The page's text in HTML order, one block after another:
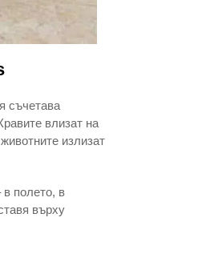
съчетава
влизат на
излизат
полето, в
върху